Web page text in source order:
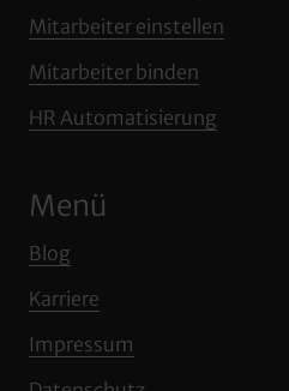
Mitarbeiter einstellen
Mitarbeiter binden
HR Automatisierung
Menü
Blog
Karriere
Impressum